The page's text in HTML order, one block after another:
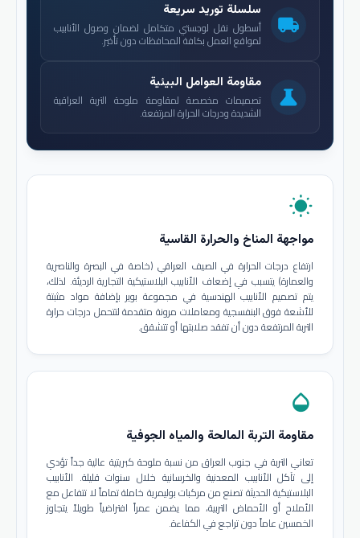
local_shipping
سلسلة توريد سريعة
أسطول نقل لوجستي متكامل لضمان وصول الأنابيب
لمواقع العمل بكافة المحافظات دون تأخير.
science
مقاومة العوامل البيئية
تصميمات مخصصة لمقاومة ملوحة التربة العراقية
الشديدة ودرجات الحرارة المرتفعة.
wb_sunny
مواجهة المناخ والحرارة القاسية
ارتفاع درجات الحرارة في الصيف العراقي (خاصة في البصرة والناصرية
والعمارة) يتسبب في إضعاف الأنابيب البلاستيكية التجارية الرديئة. لذلك،
يتم تصميم الأنابيب الهندسية في مجموعة بوير بإضافة مواد مثبتة
للأشعة فوق البنفسجية ومعاملات مرونة متقدمة لتتحمل درجات حرارة
التربة المرتفعة دون أن تفقد صلابتها أو تتشقق.
opacity
مقاومة التربة المالحة والمياه الجوفية
تعاني التربة في جنوب العراق من نسبة ملوحة كبريتية عالية جداً تؤدي
إلى تآكل الأنابيب المعدنية والخرسانية خلال سنوات قليلة. الأنابيب
البلاستيكية الحديثة تصنع من مركبات بوليمرية خاملة تماماً لا تتفاعل مع
الأملاح أو الأحماض التربية، مما يضمن عمراً افتراضياً طويلاً يتجاوز
الخمسين عاماً دون تراجع في الكفاءة.